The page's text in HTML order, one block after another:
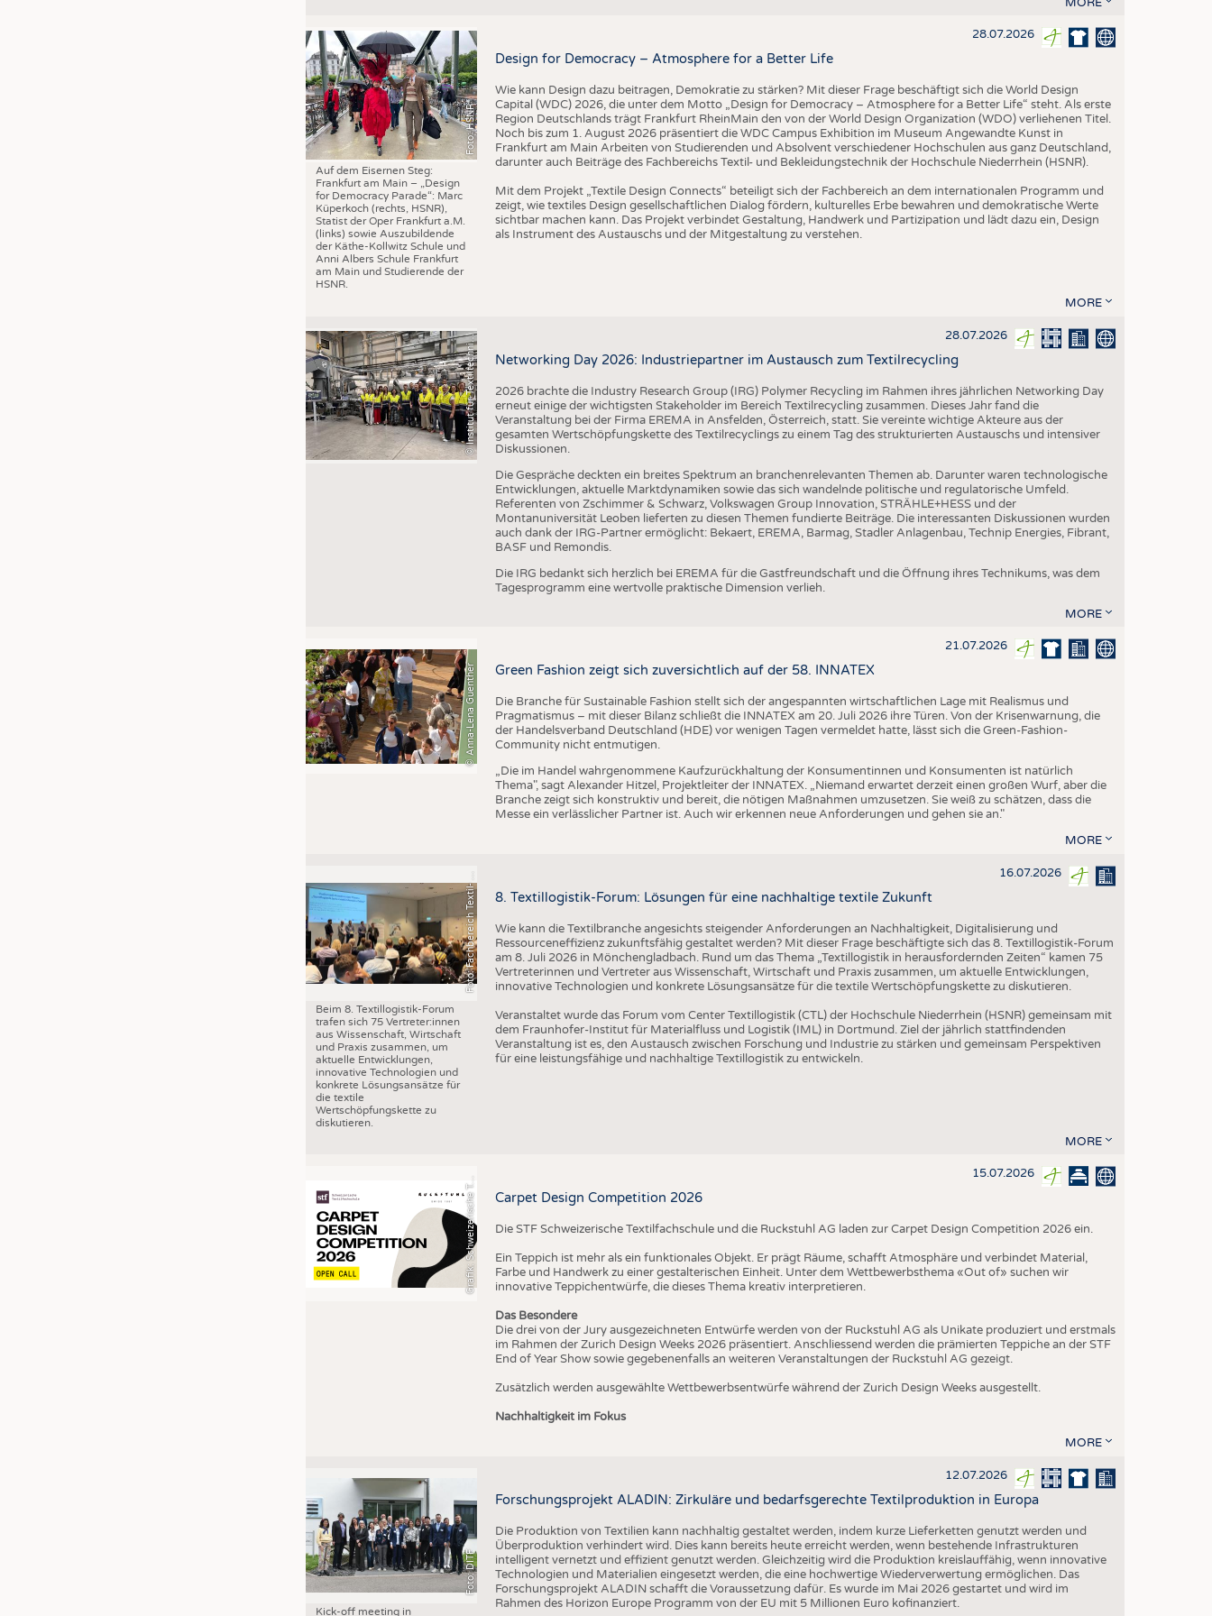
STELLENMARKT
KRÜGER PERSONAL HEADHUNTING
PRAKTIKA & AUSBILDUNGEN
AUSSCHREIBUNGEN
DTV AUSSCHREIBUNGSDIENST
DAUNENCHECK
ADRESSEN & LINKS
PUBLIKATIONEN
TERMINE
BRANCHENTERMINE
Foto: HSNR
Auf dem Eisernen Steg:
Frankfurt am Main – „Design
for Democracy Parade“: Marc
Küperkoch (rechts, HSNR),
Statist der Oper Frankfurt a.M.
(links) sowie Auszubildende
der Käthe-Kollwitz Schule und
Anni Albers Schule Frankfurt
am Main und Studierende der
HSNR.
28.07.2026
Design for Democracy – Atmosphere for a Better Life
Wie kann Design dazu beitragen, Demokratie zu stärken? Mit dieser Frage beschäftigt sich die World Design
Capital (WDC) 2026, die unter dem Motto „Design for Democracy – Atmosphere for a Better Life“ steht. Als erste
Region Deutschlands trägt Frankfurt RheinMain den von der World Design Organization (WDO) verliehenen Titel.
Noch bis zum 1. August 2026 präsentiert die WDC Campus Exhibition im Museum Angewandte Kunst in
Frankfurt am Main Arbeiten von Studierenden und Absolvent verschiedener Hochschulen aus ganz Deutschland,
darunter auch Beiträge des Fachbereichs Textil- und Bekleidungstechnik der Hochschule Niederrhein (HSNR).
Mit dem Projekt „Textile Design Connects“ beteiligt sich der Fachbereich an dem internationalen Programm und
zeigt, wie textiles Design gesellschaftlichen Dialog fördern, kulturelles Erbe bewahren und demokratische Werte
sichtbar machen kann. Das Projekt verbindet Gestaltung, Handwerk und Partizipation und lädt dazu ein, Design
als Instrument des Austauschs und der Mitgestaltung zu verstehen.
MORE
©
I
n
s
t
i
t
u
t
f
ü
r
T
e
x
t
i
l
t
e
c
h
n
i
k
(
I
T
A
)
d
e
r
R
W
T
H
A
a
c
h
e
n
U
n
i
v
e
r
s
i
t
y 28.07.2026
Networking Day 2026: Industriepartner im Austausch zum Textilrecycling
2026 brachte die Industry Research Group (IRG) Polymer Recycling im Rahmen ihres jährlichen Networking Day
erneut einige der wichtigsten Stakeholder im Bereich Textilrecycling zusammen. Dieses Jahr fand die
Veranstaltung bei der Firma EREMA in Ansfelden, Österreich, statt. Sie vereinte wichtige Akteure aus der
gesamten Wertschöpfungskette des Textilrecyclings zu einem Tag des strukturierten Austauschs und intensiver
Diskussionen.
Die Gespräche deckten ein breites Spektrum an branchenrelevanten Themen ab. Darunter waren technologische
Entwicklungen, aktuelle Marktdynamiken sowie das sich wandelnde politische und regulatorische Umfeld.
Referenten von Zschimmer & Schwarz, Volkswagen Group Innovation, STRÄHLE+HESS und der
Montanuniversität Leoben lieferten zu diesen Themen fundierte Beiträge. Die interessanten Diskussionen wurden
auch dank der IRG-Partner ermöglicht: Bekaert, EREMA, Barmag, Stadler Anlagenbau, Technip Energies, Fibrant,
BASF und Remondis.
Die IRG bedankt sich herzlich bei EREMA für die Gastfreundschaft und die Öffnung ihres Technikums, was dem
Tagesprogramm eine wertvolle praktische Dimension verlieh.
MORE
© Anna-Lena Guenther
21.07.2026
Green Fashion zeigt sich zuversichtlich auf der 58. INNATEX
Die Branche für Sustainable Fashion stellt sich der angespannten wirtschaftlichen Lage mit Realismus und
Pragmatismus – mit dieser Bilanz schließt die INNATEX am 20. Juli 2026 ihre Türen. Von der Krisenwarnung, die
der Handelsverband Deutschland (HDE) vor wenigen Tagen vermeldet hatte, lässt sich die Green-Fashion-
Community nicht entmutigen.
„Die im Handel wahrgenommene Kaufzurückhaltung der Konsumentinnen und Konsumenten ist natürlich
Thema", sagt Alexander Hitzel, Projektleiter der INNATEX. „Niemand erwartet derzeit einen großen Wurf, aber die
Branche zeigt sich konstruktiv und bereit, die nötigen Maßnahmen umzusetzen. Sie weiß zu schätzen, dass die
Messe ein verlässlicher Partner ist. Auch wir erkennen neue Anforderungen und gehen sie an."
MORE
o
t
o
:
F
a
c
h
b
e
r
e
i
c
h
T
e
x
t
il
-
u
d
B
e
k
l
e
i
d
u
n
g
s
t
e
c
h
n
i
k
/
H
S
N
Beim 8. Textillogistik-Forum
trafen sich 75 Vertreter:innen
aus Wissenschaft, Wirtschaft
und Praxis zusammen, um
aktuelle Entwicklungen,
innovative Technologien und
konkrete Lösungsansätze für
die textile
Wertschöpfungskette zu
diskutieren.
16.07.2026
8. Textillogistik-Forum: Lösungen für eine nachhaltige textile Zukunft
Wie kann die Textilbranche angesichts steigender Anforderungen an Nachhaltigkeit, Digitalisierung und
Ressourceneffizienz zukunftsfähig gestaltet werden? Mit dieser Frage beschäftigte sich das 8. Textillogistik-Forum
am 8. Juli 2026 in Mönchengladbach. Rund um das Thema „Textillogistik in herausfordernden Zeiten“ kamen 75
Vertreterinnen und Vertreter aus Wissenschaft, Wirtschaft und Praxis zusammen, um aktuelle Entwicklungen,
innovative Technologien und konkrete Lösungsansätze für die textile Wertschöpfungskette zu diskutieren.
Veranstaltet wurde das Forum vom Center Textillogistik (CTL) der Hochschule Niederrhein (HSNR) gemeinsam mit
dem Fraunhofer-Institut für Materialfluss und Logistik (IML) in Dortmund. Ziel der jährlich stattfindenden
Veranstaltung ist es, den Austausch zwischen Forschung und Industrie zu stärken und gemeinsam Perspektiven
für eine leistungsfähige und nachhaltige Textillogistik zu entwickeln.
MORE
r
a
f
i
k
:
S
c
h
w
e
i
z
e
r
i
s
c
h
e
T
e
t
i
l
f
a
c
h
s
c
h
u
l
e
S
T 15.07.2026
Carpet Design Competition 2026
Die STF Schweizerische Textilfachschule und die Ruckstuhl AG laden zur Carpet Design Competition 2026 ein.
Ein Teppich ist mehr als ein funktionales Objekt. Er prägt Räume, schafft Atmosphäre und verbindet Material,
Farbe und Handwerk zu einer gestalterischen Einheit. Unter dem Wettbewerbsthema «Out of» suchen wir
innovative Teppichentwürfe, die dieses Thema kreativ interpretieren.
Das Besondere
Die drei von der Jury ausgezeichneten Entwürfe werden von der Ruckstuhl AG als Unikate produziert und erstmals
im Rahmen der Zurich Design Weeks 2026 präsentiert. Anschliessend werden die prämierten Teppiche an der STF
End of Year Show sowie gegebenenfalls an weiteren Veranstaltungen der Ruckstuhl AG gezeigt.
Zusätzlich werden ausgewählte Wettbewerbsentwürfe während der Zurich Design Weeks ausgestellt.
Nachhaltigkeit im Fokus
MORE
Foto: DITF
Kick-off meeting in
12.07.2026
Forschungsprojekt ALADIN: Zirkuläre und bedarfsgerechte Textilproduktion in Europa
Die Produktion von Textilien kann nachhaltig gestaltet werden, indem kurze Lieferketten genutzt werden und
Überproduktion verhindert wird. Dies kann bereits heute erreicht werden, wenn bestehende Infrastrukturen
intelligent vernetzt und effizient genutzt werden. Gleichzeitig wird die Produktion kreislauffähig, wenn innovative
Technologien und Materialien eingesetzt werden, die eine hochwertige Wiederverwertung ermöglichen. Das
Forschungsprojekt ALADIN schafft die Voraussetzung dafür. Es wurde im Mai 2026 gestartet und wird im
Rahmen des Horizon Europe Programm von der EU mit 5 Millionen Euro kofinanziert.